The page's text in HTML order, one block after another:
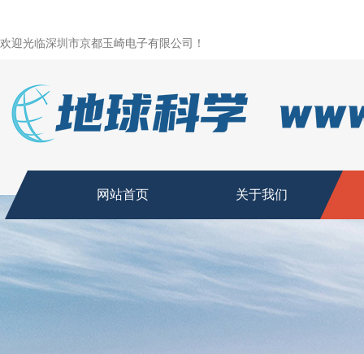
欢迎光临深圳市京都玉崎电子有限公司！
网站首页 关于我们